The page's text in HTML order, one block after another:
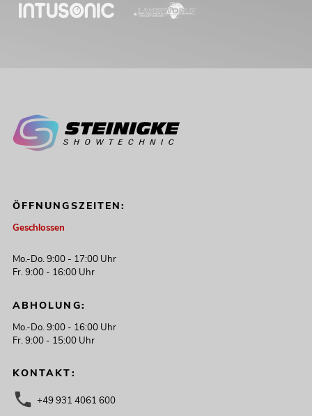
ÖFFNUNGSZEITEN:
Geschlossen
Mo.-Do. 9:00 - 17:00 Uhr
Fr. 9:00 - 16:00 Uhr
ABHOLUNG:
Mo.-Do. 9:00 - 16:00 Uhr
Fr. 9:00 - 15:00 Uhr
KONTAKT:
+49 931 4061 600